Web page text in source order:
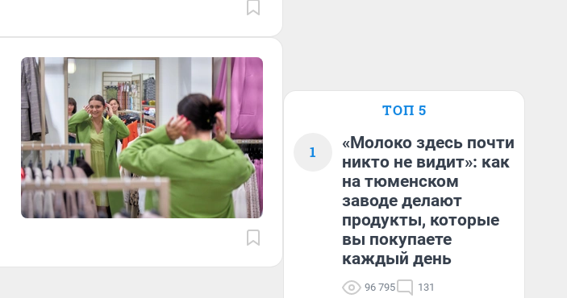
ТОП 5
1
«Молоко здесь почти
никто не видит»: как
на тюменском
заводе делают
продукты, которые
вы покупаете
каждый день
96 795 131